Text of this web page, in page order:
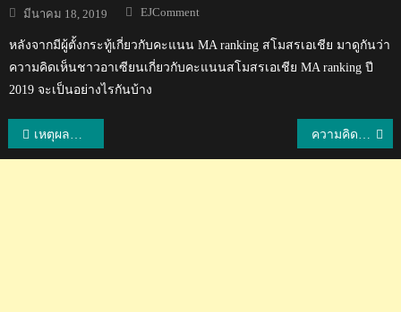
Posted
on
มีนาคม 18, 2019 Author
EJComment
หลังจากมีผู้ตั้งกระทู้เกี่ยวกับคะแนน MA ranking สโมสรเอเชีย มาดูกันว่า
ความคิดเห็นชาวอาเซียนเกี่ยวกับคะแนนสโมสรเอเชีย MA ranking ปี
2019 จะเป็นอย่างไรกันบ้าง
แนะแนว
เหตุผลที่แฟนบอลซับโปโรโหวตให้ชนาธิปได้นักเตะยอดเยี่ยมของสโมสร ความคิดเห็นแฟนบอลมาเลเซีย-เวียดนาม ก่อนเกมนัดชิงฯ ซูซูกิ คัพ เลกแรก